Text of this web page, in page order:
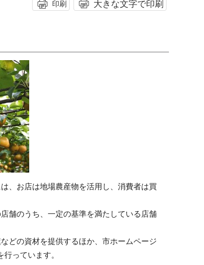
印刷 大きな文字で印刷
、お店は地場農産物を活用し、消費者は買
舗のうち、一定の基準を満たしている店舗
どの資材を提供するほか、市ホームページ
っています。